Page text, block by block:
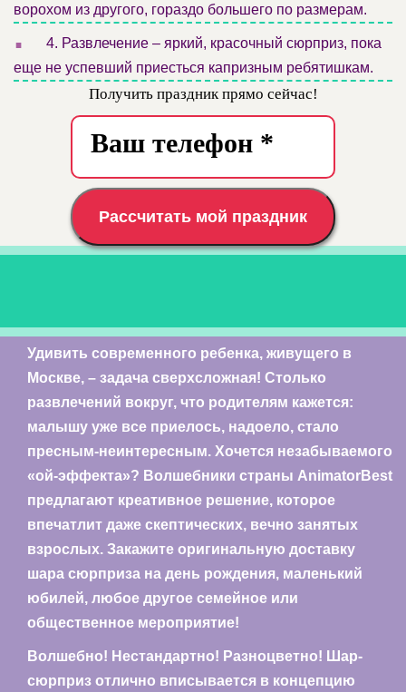
ворохом из другого, гораздо большего по размерам.
.
4. Развлечение – яркий, красочный сюрприз, пока
еще не успевший приесться капризным ребятишкам.
Получить праздник прямо сейчас!
Рассчитать мой праздник
Удивить современного ребенка, живущего в
Москве, – задача сверхсложная! Столько
развлечений вокруг, что родителям кажется:
малышу уже все приелось, надоело, стало
пресным-неинтересным. Хочется незабываемого
«ой-эффекта»? Волшебники страны AnimatorBest
предлагают креативное решение, которое
впечатлит даже скептических, вечно занятых
взрослых. Закажите оригинальную доставку
шара сюрприза на день рождения, маленький
юбилей, любое другое семейное или
общественное мероприятие!
Волшебно! Нестандартно! Разноцветно! Шар-
сюрприз отлично вписывается в концепцию